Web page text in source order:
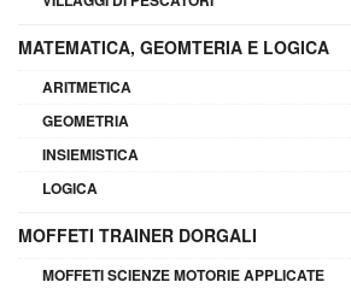
MATEMATICA, GEOMTERIA E LOGICA
ARITMETICA
GEOMETRIA
INSIEMISTICA
LOGICA
MOFFETI TRAINER DORGALI
MOFFETI SCIENZE MOTORIE APPLICATE